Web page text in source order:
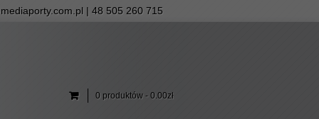
| 48 505 260 715
0 produktów - 0.00zł